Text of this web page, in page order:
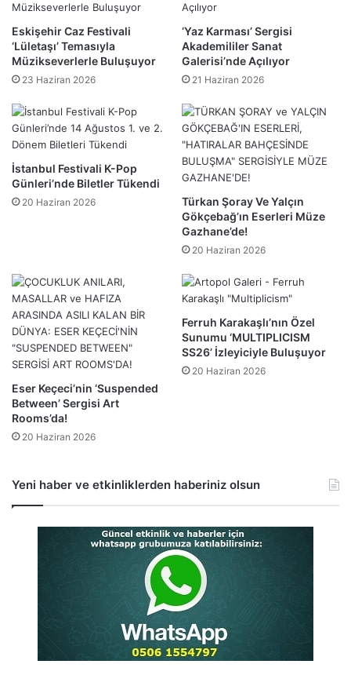
Eskişehir Caz Festivali
‘Lületaşı’ Temasıyla
Müzikseverlerle Buluşuyor
23 Haziran 2026
‘Yaz Karması’ Sergisi
Akademililer Sanat
Galerisi’nde Açılıyor
21 Haziran 2026
İstanbul Festivali K-Pop
Günleri’nde Biletler Tükendi
20 Haziran 2026
Türkan Şoray Ve Yalçın
Gökçebağ’ın Eserleri Müze
Gazhane’de!
20 Haziran 2026
Eser Keçeci’nin ‘Suspended
Between’ Sergisi Art
Rooms’da!
20 Haziran 2026
Ferruh Karakaşlı’nın Özel
Sunumu ‘MULTIPLICISM
SS26’ İzleyiciyle Buluşuyor
20 Haziran 2026
Yeni haber ve etkinliklerden haberiniz olsun